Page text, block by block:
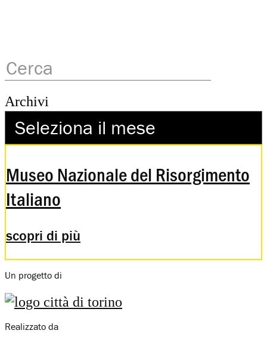
Archivi
Museo Nazionale del Risorgimento
Italiano
scopri di più
Un progetto di
Realizzato da